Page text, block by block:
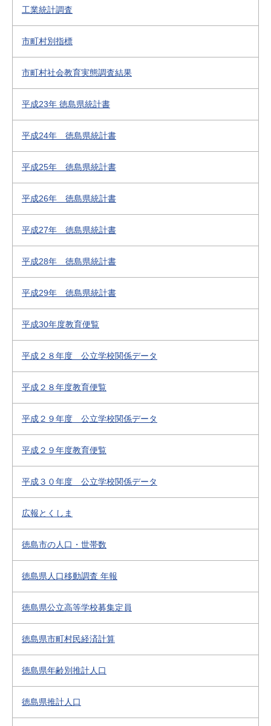
工業統計調査
市町村別指標
市町村社会教育実態調査結果
平成23年 徳島県統計書
平成24年 徳島県統計書
平成25年 徳島県統計書
平成26年 徳島県統計書
平成27年 徳島県統計書
平成28年 徳島県統計書
平成29年 徳島県統計書
平成30年度教育便覧
平成２８年度 公立学校関係データ
平成２８年度教育便覧
平成２９年度 公立学校関係データ
平成２９年度教育便覧
平成３０年度 公立学校関係データ
広報とくしま
徳島市の人口・世帯数
徳島県人口移動調査 年報
徳島県公立高等学校募集定員
徳島県市町村民経済計算
徳島県年齢別推計人口
徳島県推計人口